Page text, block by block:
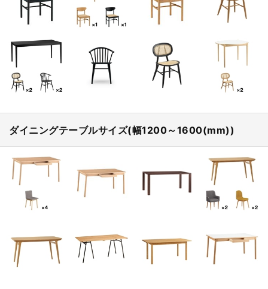
ダイニングテーブルサイズ(幅1200～1600(mm))